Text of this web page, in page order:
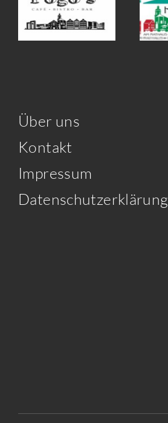
Über uns
Kontakt
Impressum
Datenschutzerklärung